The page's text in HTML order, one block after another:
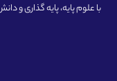
با علوم پایه، پایه گذاری و